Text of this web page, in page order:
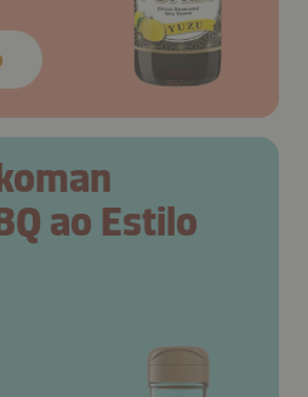
ao Estilo